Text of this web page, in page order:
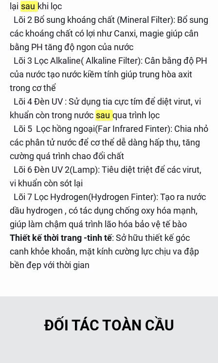
lại sau khi lọc
Lõi 2 Bổ sung khoáng chất (Mineral Filter): Bổ sung
các khoáng chất có lợi như Canxi, magie giúp cân
bằng PH tăng độ ngon của nước
Lõi 3 Lọc Alkaline( Alkaline Filter): Cân bằng độ PH
của nước tạo nước kiềm tính giúp trung hòa axit
trong cơ thể
Lõi 4 Đèn UV : Sử dụng tia cực tím để diệt virut, vi
khuẩn còn trong nước sau qua trình lọc
Lõi 5 Lọc hồng ngoại(Far Infrared Finter): Chia nhỏ
các phân tử nước để cơ thể dễ dàng hấp thụ, tăng
cường quá trình chao đổi chất
Lõi 6 Đèn UV 2(Lamp): Tiêu diệt triệt để các virut,
vi khuẩn còn sót lại
Lõi 7 Lọc Hydrogen(Hydrogen Finter): Tạo ra nước
dầu hydrogen , có tác dụng chống oxy hóa mạnh,
giúp làm chậm quá trình lão hóa bảo vệ tế bào
Thiết kế thời trang -tinh tế: Sở hữu thiết kế góc
canh khỏe khoắn, mặt kính cường lực chịu va đập
bền đẹp với thời gian
ĐỐI TÁC TOÀN CẦU